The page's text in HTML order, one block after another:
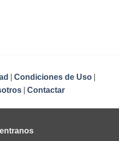
| Condiciones de Uso|
| Contactar